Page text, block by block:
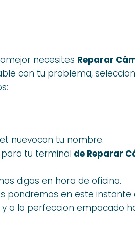
necesites Reparar
con tu problema,
nuevocon tu nombre.
tu terminal de Reparar
digas en hora de oficina.
pondremos en este instante
a la perfeccion empacado